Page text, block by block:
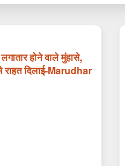
होने वाले मुंहासे,
दिलाई-Marudhar